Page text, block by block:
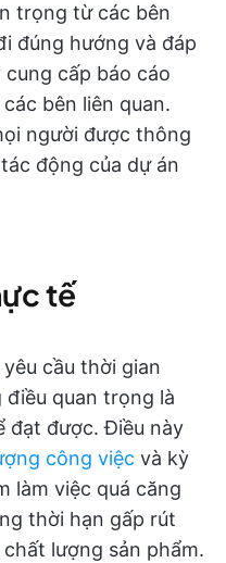
trọng từ các bên
đúng hướng và đáp
cấp báo cáo
bên liên quan.
người được thông
động của dự án
tế
cầu thời gian
quan trọng là
đạt được. Điều này
công việc và kỳ
làm việc quá căng
thời hạn gấp rút
lượng sản phẩm.